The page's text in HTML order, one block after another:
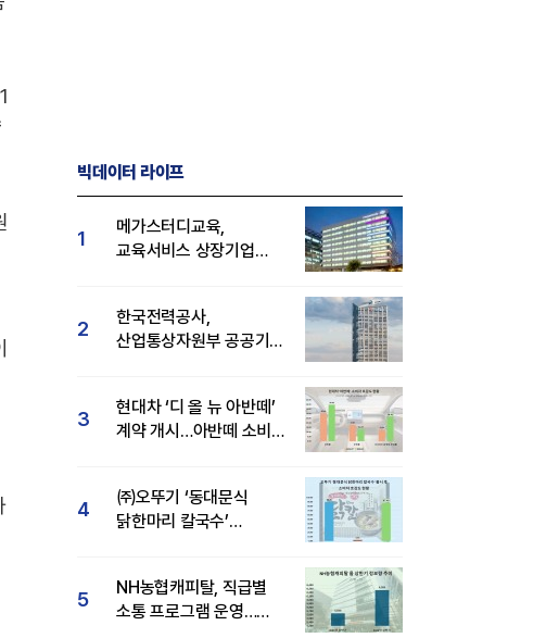
빅데이터 라이프
1
메가스터디교육,
교육서비스 상장기업
2
한국전력공사,
산업통상자원부 공공기관
3
현대차 ‘디 올 뉴 아반떼’
계약 개시…아반떼 소비자
4
㈜오뚜기 ‘동대문식
닭한마리 칼국수’
5
NH농협캐피탈, 직급별
소통 프로그램 운영…